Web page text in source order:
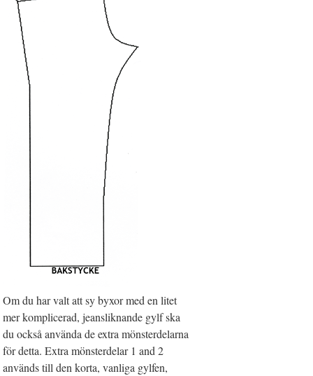
Om du har valt att sy byxor med en litet
mer komplicerad, jeansliknande gylf ska
du också använda de extra mönsterdelarna
för detta. Extra mönsterdelar 1 and 2
används till den korta, vanliga gylfen,